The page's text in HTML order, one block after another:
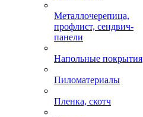
Металлочерепица,
профлист, сендвич-
панели
Напольные покрытия
Пиломатериалы
Пленка, скотч